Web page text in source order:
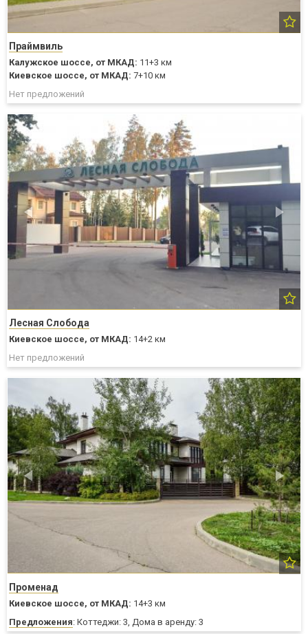
Праймвиль
Калужское шоссе, от МКАД: 11+3 км
Киевское шоссе, от МКАД: 7+10 км
Нет предложений
Лесная Слобода
Киевское шоссе, от МКАД: 14+2 км
Нет предложений
Променад
Киевское шоссе, от МКАД: 14+3 км
Предложения: Коттеджи: 3, Дома в аренду: 3